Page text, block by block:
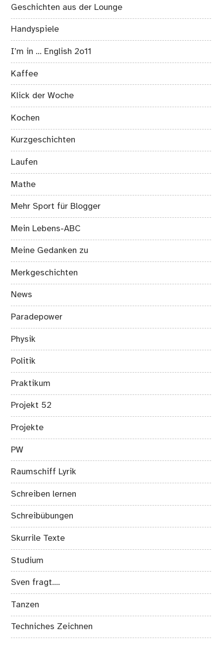
Geschichten aus der Lounge
Handyspiele
I’m in … English 2o11
Kaffee
Klick der Woche
Kochen
Kurzgeschichten
Laufen
Mathe
Mehr Sport für Blogger
Mein Lebens-ABC
Meine Gedanken zu
Merkgeschichten
News
Paradepower
Physik
Politik
Praktikum
Projekt 52
Projekte
PW
Raumschiff Lyrik
Schreiben lernen
Schreibübungen
Skurrile Texte
Studium
Sven fragt….
Tanzen
Techniches Zeichnen